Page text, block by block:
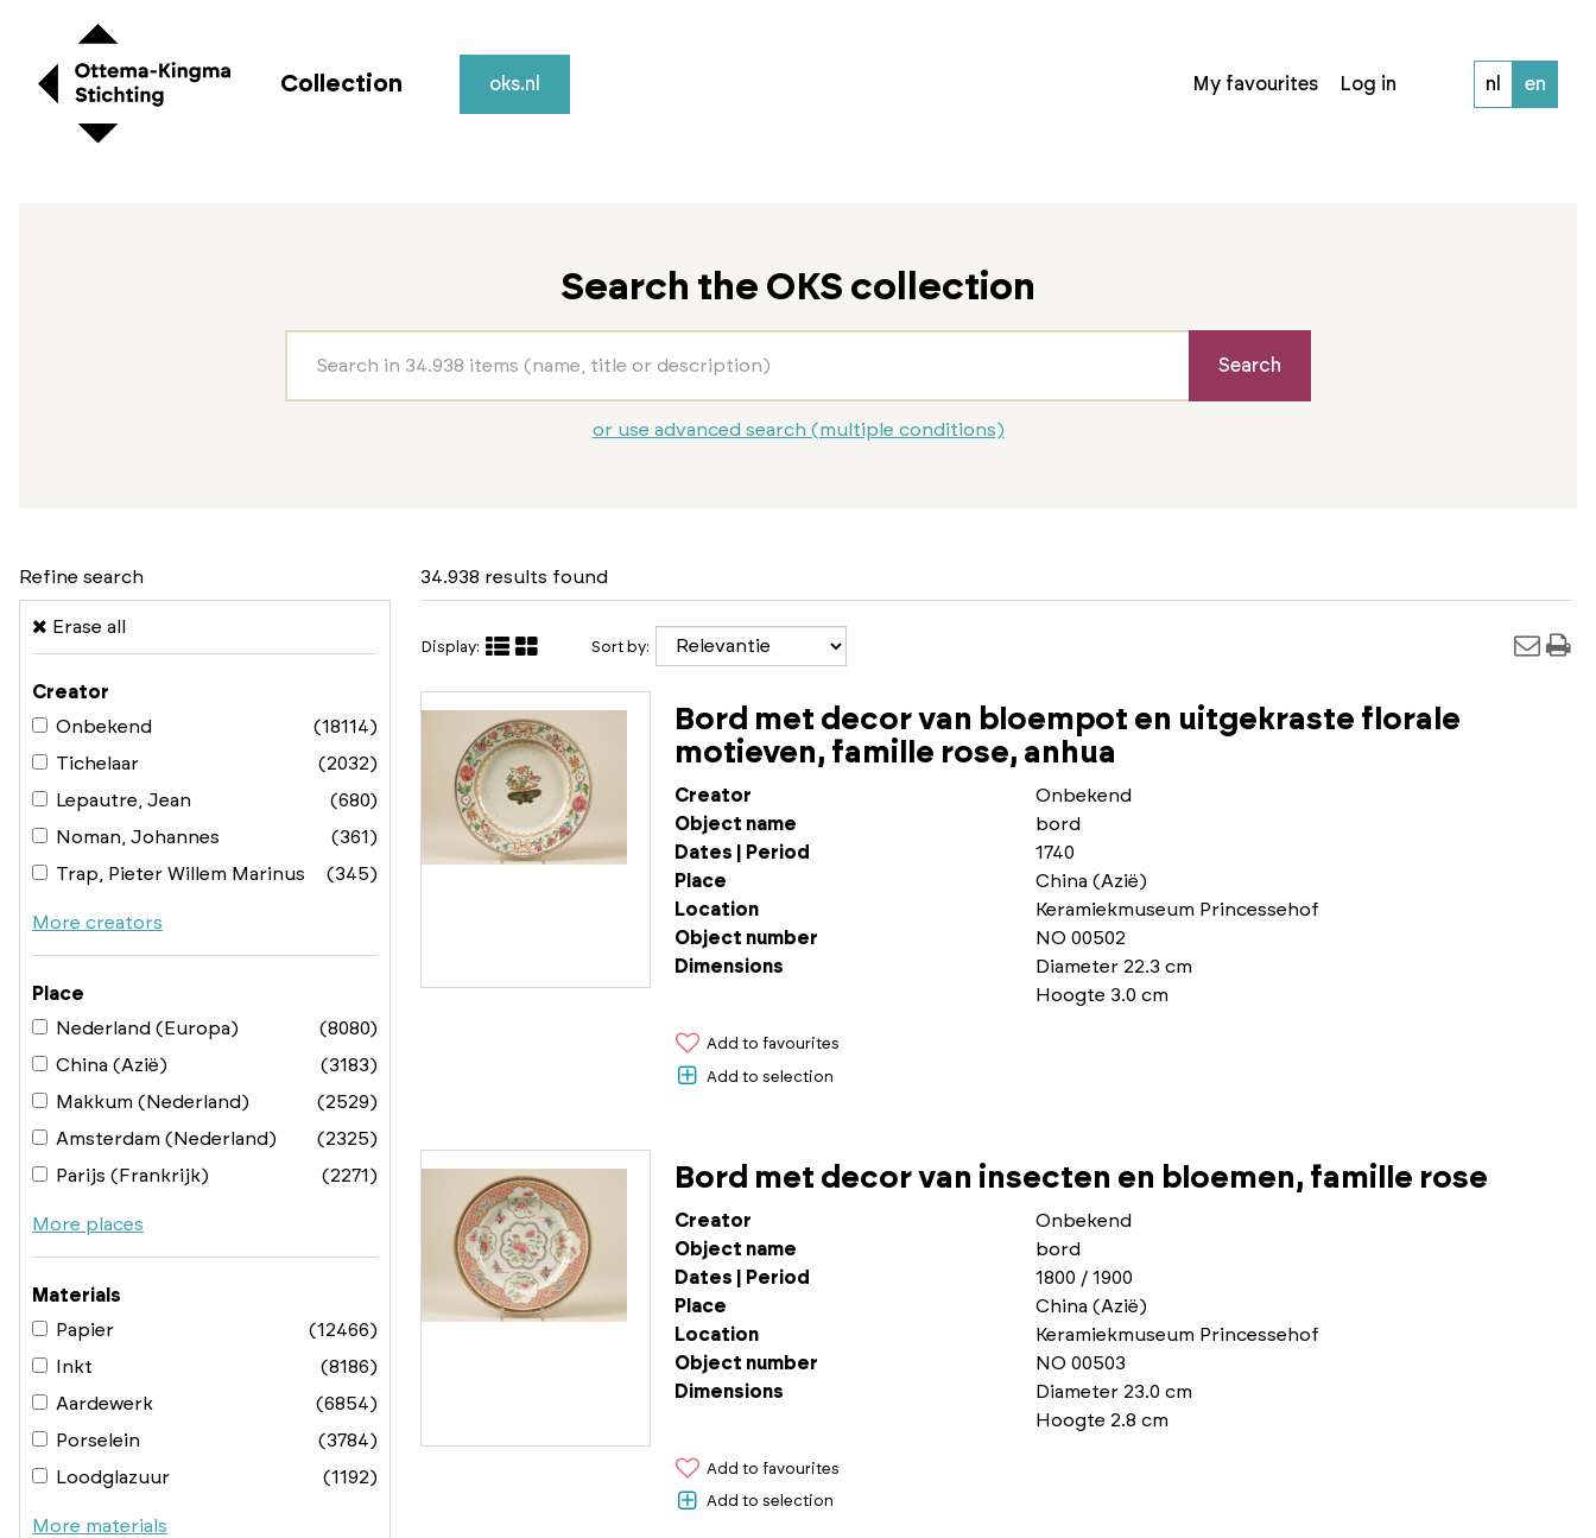
Collection oks.nl nl en
My favourites Log in
Search the OKS collection
Search
or use advanced search (multiple conditions)
Refine search
Erase all
Creator
Onbekend
(18114)
Tichelaar
(2032)
Lepautre, Jean
(680)
Noman, Johannes
(361)
Trap, Pieter Willem Marinus
(345)
More creators
Place
Nederland (Europa)
(8080)
China (Azië)
(3183)
Makkum (Nederland)
(2529)
Amsterdam (Nederland)
(2325)
Parijs (Frankrijk)
(2271)
More places
Materials
Papier
(12466)
Inkt
(8186)
Aardewerk
(6854)
Porselein
(3784)
Loodglazuur
(1192)
More materials
34.938 results found
Display: Sort by:
Bord met decor van bloempot en uitgekraste florale
motieven, famille rose, anhua
Creator
Onbekend
Object name
bord
Dates | Period
1740
Place
China (Azië)
Location
Keramiekmuseum Princessehof
Object number
NO 00502
Dimensions
Diameter 22.3 cm
Hoogte 3.0 cm
Add to favourites
Add to selection
Bord met decor van insecten en bloemen, famille rose
Creator
Onbekend
Object name
bord
Dates | Period
1800 / 1900
Place
China (Azië)
Location
Keramiekmuseum Princessehof
Object number
NO 00503
Dimensions
Diameter 23.0 cm
Hoogte 2.8 cm
Add to favourites
Add to selection